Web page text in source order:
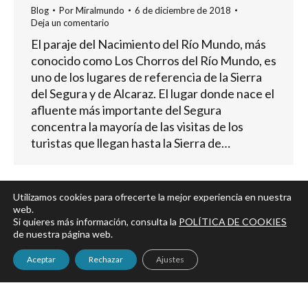
Blog PorMiralmundo
6 de diciembre de 2018
Deja un comentario
El paraje del Nacimiento del Río Mundo, más
conocido como Los Chorros del Río Mundo, es
uno de los lugares de referencia de la Sierra
del Segura y de Alcaraz. El lugar donde nace el
afluente más importante del Segura
concentra la mayoría de las visitas de los
turistas que llegan hasta la Sierra de…
1 5 6 …
13
Utilizamos cookies para ofrecerte la mejor experiencia en nuestra
web.
Si quieres más información, consulta la POLÍTICA DE COOKIES
de nuestra página web.
Aceptar Rechazar Ajustes